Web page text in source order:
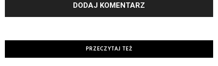
PRZECZYTAJ TEŻ